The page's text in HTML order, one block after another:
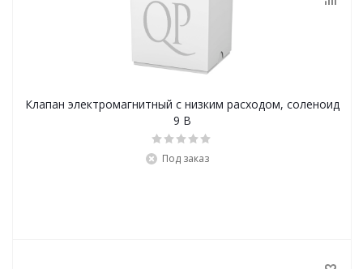
Клапан электромагнитный с низким расходом, соленоид
9 В
Под заказ